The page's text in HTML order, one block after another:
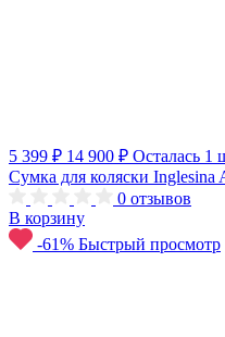
5 399 ₽ 14 900 ₽ Осталась 1
Сумка для коляски Inglesina
0 отзывов
В корзину
-61% Быстрый просмотр